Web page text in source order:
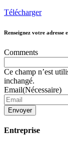
Télécharger
Renseignez votre
Comments
Ce champ n’est
inchangé.
Email(Nécessaire)
Envoyer
Entreprise